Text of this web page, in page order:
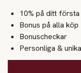
10% på ditt
Bonus på alla köp
Bonuscheckar
Personliga &